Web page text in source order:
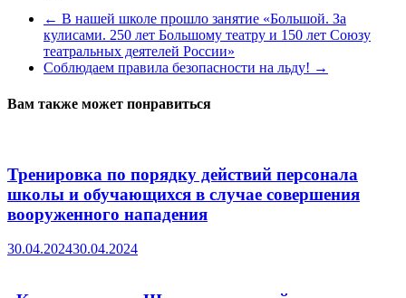
← В нашей школе прошло занятие «Большой. За
кулисами. 250 лет Большому театру и 150 лет Союзу
театральных деятелей России»
Соблюдаем правила безопасности на льду! →
Вам также может понравиться
Тренировка по порядку действий персонала
школы и обучающихся в случае совершения
вооруженного нападения
30.04.202430.04.2024